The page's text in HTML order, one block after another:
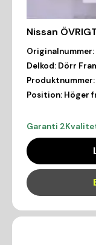
Nissan
Originalnummer:
Delkod: Dörr
Produktnummer:
Position: Höger
Garanti 2